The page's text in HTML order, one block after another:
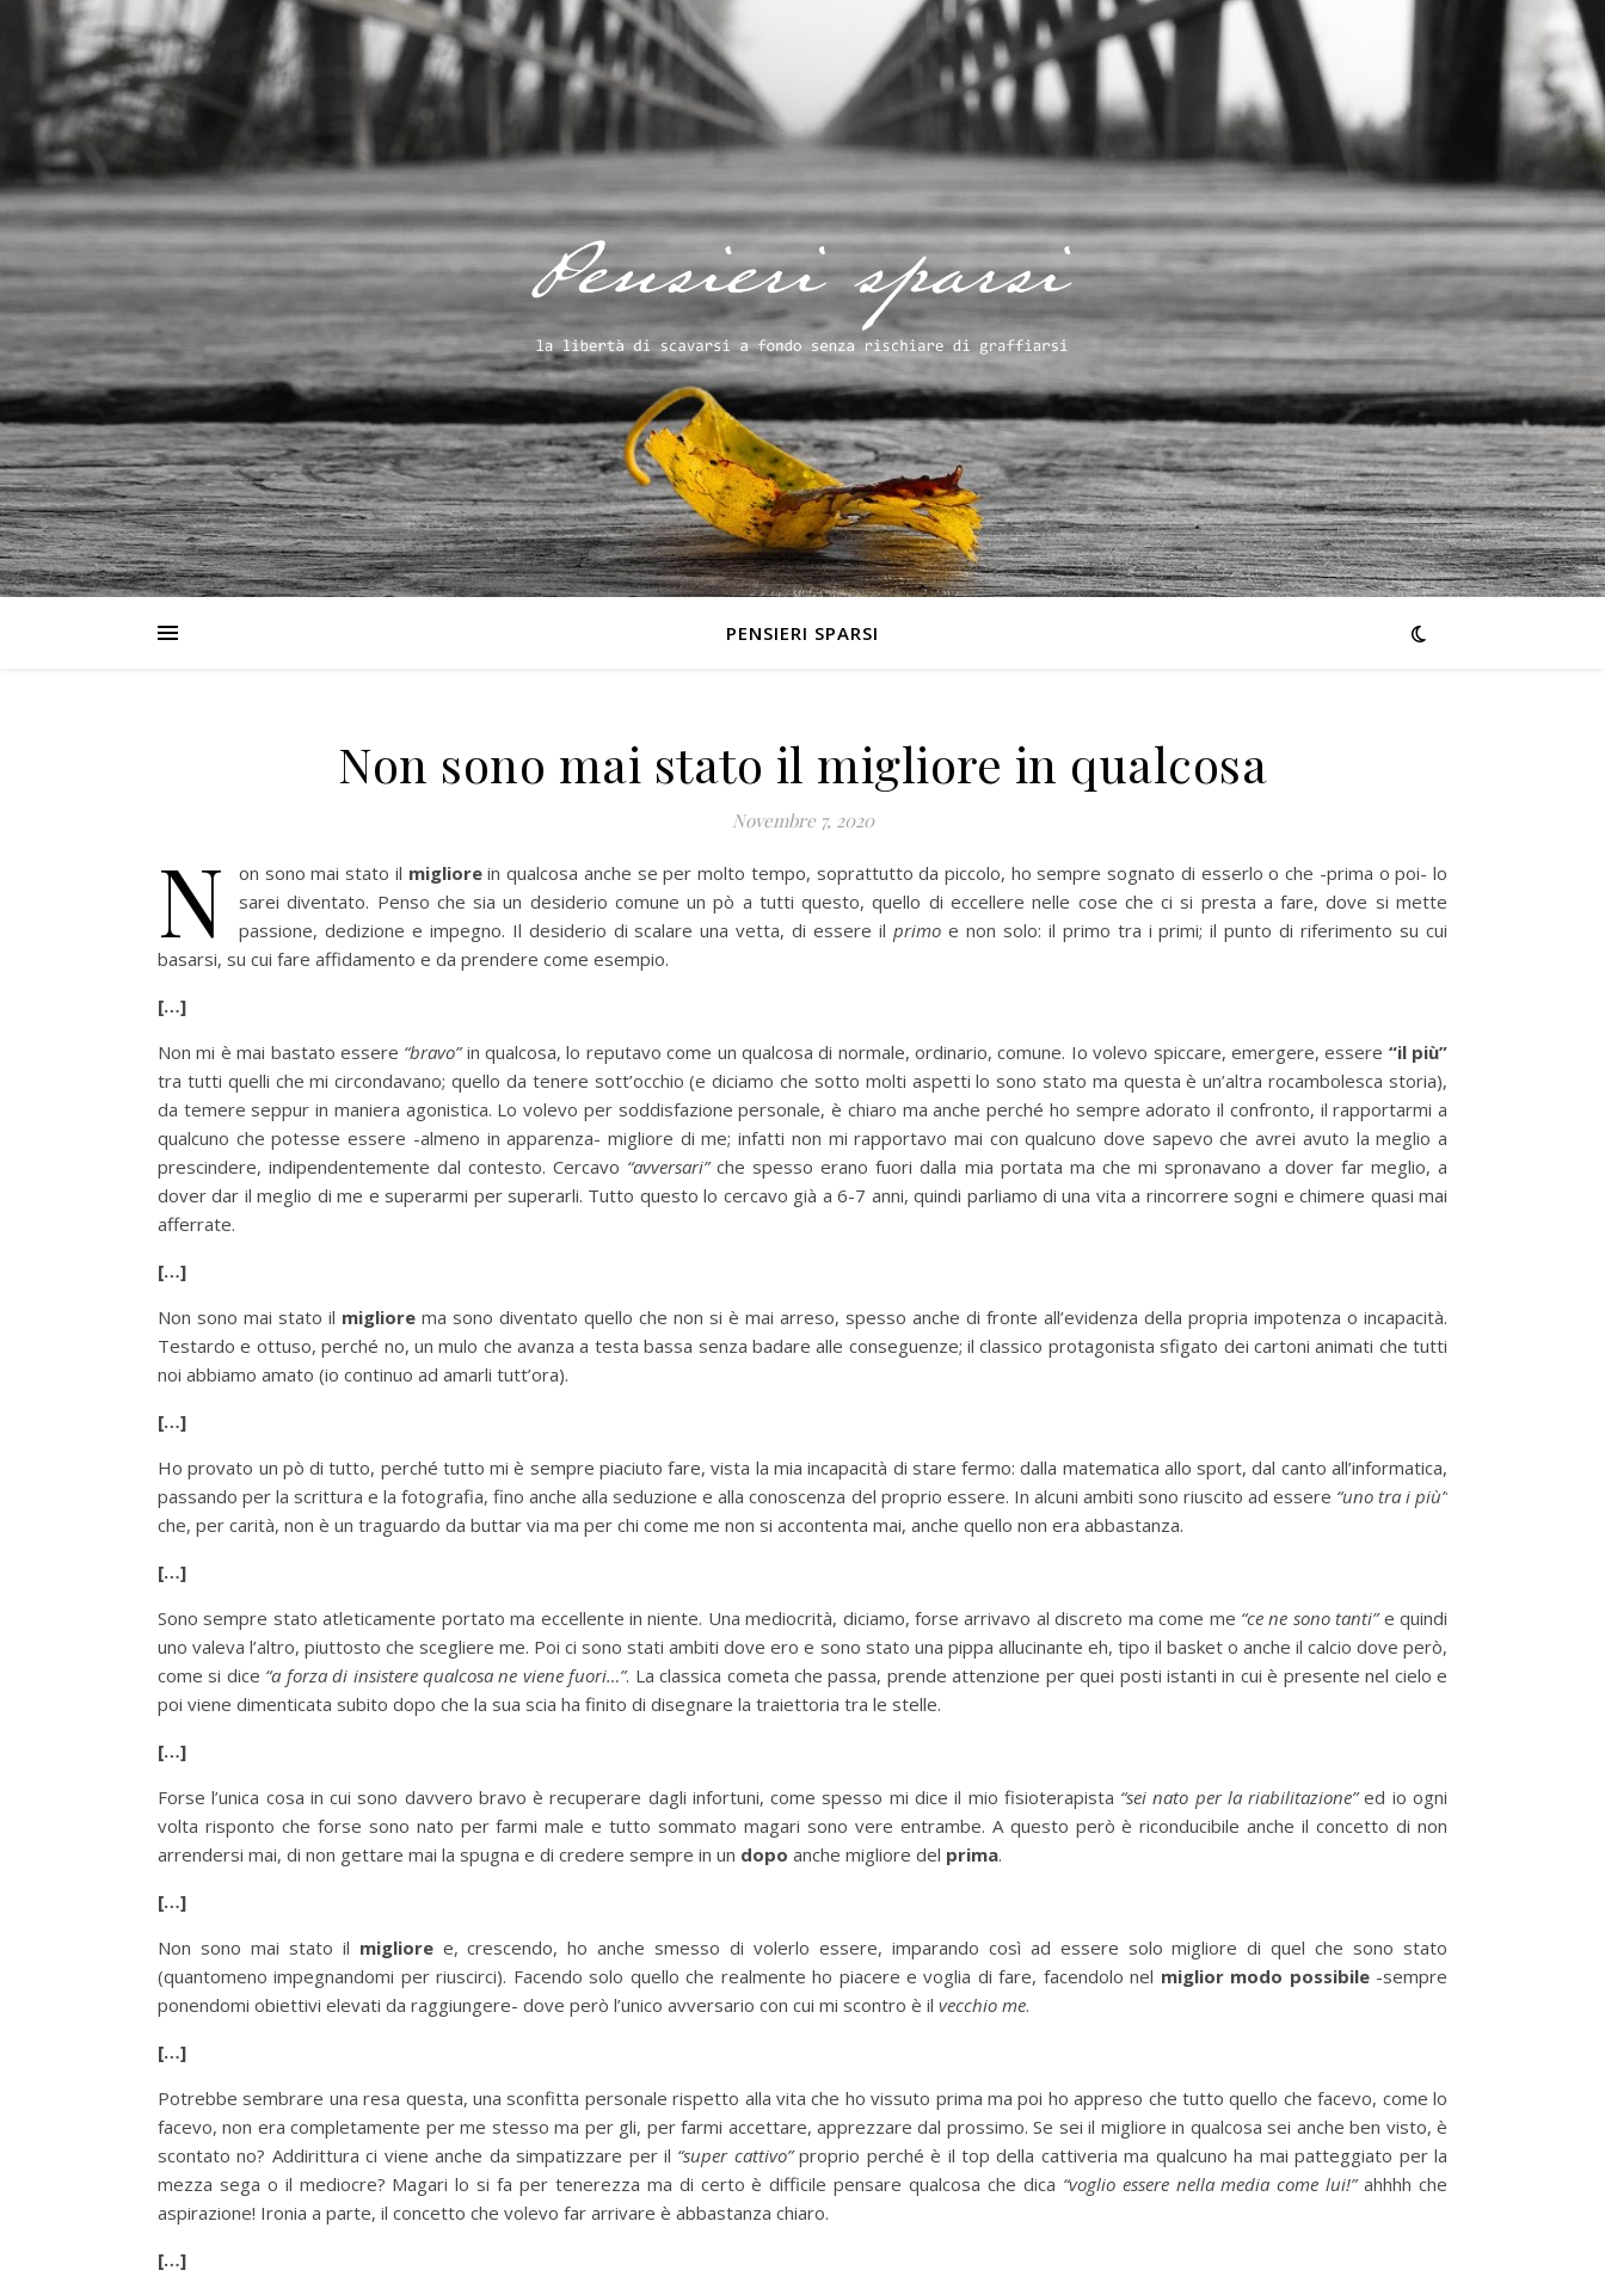
PENSIERI SPARSI
Non sono mai stato il migliore in qualcosa
Novembre 7, 2020
N on sono mai stato il migliorein qualcosa anche se per molto tempo, soprattutto da piccolo, ho sempre sognato di esserlo o che -prima o poi- lo
sarei diventato. Penso che sia un desiderio comune un pò a tutti questo, quello di eccellere nelle cose che ci si presta a fare, dove si mette
passione, dedizione e impegno. Il desiderio di scalare una vetta, di essere ilprimo e non solo: il primo tra i primi; il punto di riferimento su cui
basarsi, su cui fare affidamento e da prendere come esempio.
[…]
Non mi è mai bastato essere “bravo”in qualcosa, lo reputavo come un qualcosa di normale, ordinario, comune. Io volevo spiccare, emergere, essere “il più”
tra tutti quelli che mi circondavano; quello da tenere sott’occhio (e diciamo che sotto molti aspetti lo sono stato ma questa è un’altra rocambolesca storia),
da temere seppur in maniera agonistica. Lo volevo per soddisfazione personale, è chiaro ma anche perché ho sempre adorato il confronto, il rapportarmi a
qualcuno che potesse essere -almeno in apparenza- migliore di me; infatti non mi rapportavo mai con qualcuno dove sapevo che avrei avuto la meglio a
prescindere, indipendentemente dal contesto. Cercavo “avversari”che spesso erano fuori dalla mia portata ma che mi spronavano a dover far meglio, a
dover dar il meglio di me e superarmi per superarli. Tutto questo lo cercavo già a 6-7 anni, quindi parliamo di una vita a rincorrere sogni e chimere quasi mai
afferrate.
[…]
Non sono mai stato il migliore ma sono diventato quello che non si è mai arreso, spesso anche di fronte all’evidenza della propria impotenza o incapacità.
Testardo e ottuso, perché no, un mulo che avanza a testa bassa senza badare alle conseguenze; il classico protagonista sfigato dei cartoni animati che tutti
noi abbiamo amato (io continuo ad amarli tutt’ora).
[…]
Ho provato un pò di tutto, perché tutto mi è sempre piaciuto fare, vista la mia incapacità di stare fermo: dalla matematica allo sport, dal canto all’informatica,
passando per la scrittura e la fotografia, fino anche alla seduzione e alla conoscenza del proprio essere. In alcuni ambiti sono riuscito ad essere “uno tra i più”
che, per carità, non è un traguardo da buttar via ma per chi come me non si accontenta mai, anche quello non era abbastanza.
[…]
Sono sempre stato atleticamente portato ma eccellente in niente. Una mediocrità, diciamo, forse arrivavo al discreto ma come me “ce ne sono tanti”e quindi
uno valeva l’altro, piuttosto che scegliere me. Poi ci sono stati ambiti dove ero e sono stato una pippa allucinante eh, tipo il basket o anche il calcio dove però,
come si dice “a forza di insistere qualcosa ne viene fuori…”. La classica cometa che passa, prende attenzione per quei posti istanti in cui è presente nel cielo e
poi viene dimenticata subito dopo che la sua scia ha finito di disegnare la traiettoria tra le stelle.
[…]
Forse l’unica cosa in cui sono davvero bravo è recuperare dagli infortuni, come spesso mi dice il mio fisioterapista “sei nato per la riabilitazione”ed io ogni
volta risponto che forse sono nato per farmi male e tutto sommato magari sono vere entrambe. A questo però è riconducibile anche il concetto di non
arrendersi mai, di non gettare mai la spugna e di credere sempre in un dopo anche migliore del prima.
[…]
Non sono mai stato il miglioree, crescendo, ho anche smesso di volerlo essere, imparando così ad essere solo migliore di quel che sono stato
(quantomeno impegnandomi per riuscirci). Facendo solo quello che realmente ho piacere e voglia di fare, facendolo nel miglior modo possibile-sempre
ponendomi obiettivi elevati da raggiungere- dove però l’unico avversario con cui mi scontro è il vecchio me.
[…]
Potrebbe sembrare una resa questa, una sconfitta personale rispetto alla vita che ho vissuto prima ma poi ho appreso che tutto quello che facevo, come lo
facevo, non era completamente per me stesso ma per gli, per farmi accettare, apprezzare dal prossimo. Se sei il migliore in qualcosa sei anche ben visto, è
scontato no? Addirittura ci viene anche da simpatizzare per il “super cattivo”proprio perché è il top della cattiveria ma qualcuno ha mai patteggiato per la
mezza sega o il mediocre? Magari lo si fa per tenerezza ma di certo è difficile pensare qualcosa che dica “voglio essere nella media come lui!”ahhhh che
aspirazione! Ironia a parte, il concetto che volevo far arrivare è abbastanza chiaro.
[…]